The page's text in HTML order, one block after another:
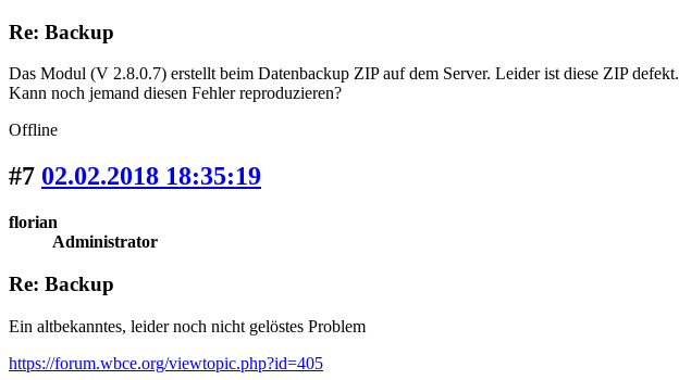
Re: Backup
Das Modul (V 2.8.0.7) erstellt beim Datenbackup ZIP auf dem Server. Leider ist diese ZIP defekt.
Kann noch jemand diesen Fehler reproduzieren?
Offline
#7 02.02.2018 18:35:19
florian
Administrator
Re: Backup
Ein altbekanntes, leider noch nicht gelöstes Problem
https://forum.wbce.org/viewtopic.php?id=405